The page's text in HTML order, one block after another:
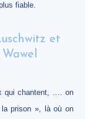
fiable.
qui chantent, …. on
prison », là où on